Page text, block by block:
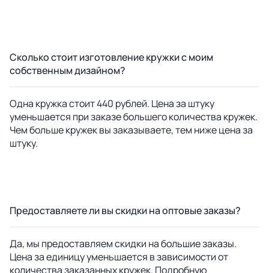
Сколько стоит изготовление кружки с моим
собственным дизайном?
Одна кружка стоит 440 рублей. Цена за штуку
уменьшается при заказе большего количества кружек.
Чем больше кружек вы заказываете, тем ниже цена за
штуку.
Предоставляете ли вы скидки на оптовые заказы?
Да, мы предоставляем скидки на большие заказы.
Цена за единицу уменьшается в зависимости от
количества заказанных кружек. Подробную